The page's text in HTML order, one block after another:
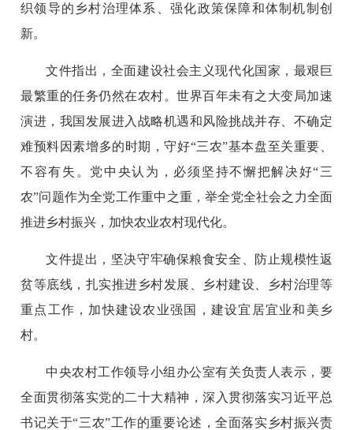
织领导的乡村治理体系、强化政策保障和体制机制创
新。
文件指出，全面建设社会主义现代化国家，最艰巨
最繁重的任务仍然在农村。世界百年未有之大变局加速
演进，我国发展进入战略机遇和风险挑战并存、不确定
难预料因素增多的时期，守好“三农”基本盘至关重要、
不容有失。党中央认为，必须坚持不懈把解决好“三
农”问题作为全党工作重中之重，举全党全社会之力全面
推进乡村振兴，加快农业农村现代化。
文件提出，坚决守牢确保粮食安全、防止规模性返
贫等底线，扎实推进乡村发展、乡村建设、乡村治理等
重点工作，加快建设农业强国，建设宜居宜业和美乡
村。
中央农村工作领导小组办公室有关负责人表示，要
全面贯彻落实党的二十大精神，深入贯彻落实习近平总
书记关于“三农”工作的重要论述，全面落实乡村振兴责